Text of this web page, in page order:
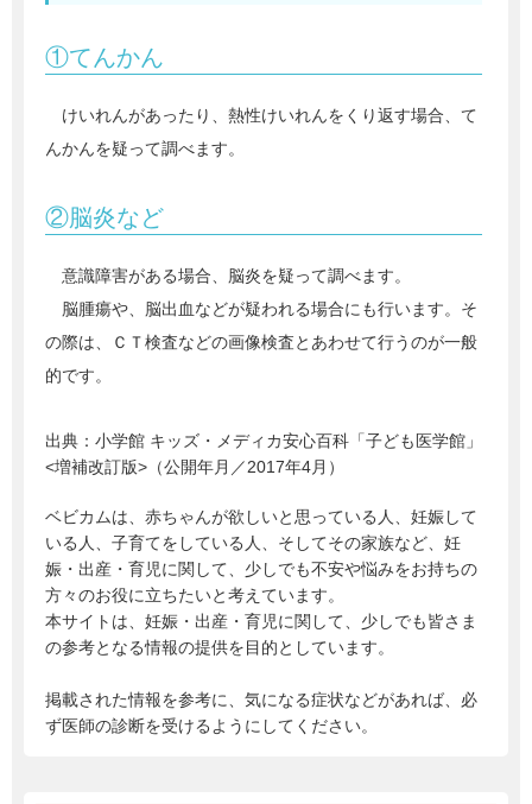
①てんかん
けいれんがあったり、熱性けいれんをくり返す場合、て
んかんを疑って調べます。
②脳炎など
意識障害がある場合、脳炎を疑って調べます。
脳腫瘍や、脳出血などが疑われる場合にも行います。そ
の際は、ＣＴ検査などの画像検査とあわせて行うのが一般
的です。
出典： 小学館 キッズ・メディカ安心百科「子ども医学館」
<増補改訂版>（公開年月／2017年4月）
ベビカムは、赤ちゃんが欲しいと思っている人、妊娠して
いる人、子育てをしている人、そしてその家族など、妊
娠・出産・育児に関して、少しでも不安や悩みをお持ちの
方々のお役に立ちたいと考えています。
本サイトは、妊娠・出産・育児に関して、少しでも皆さま
の参考となる情報の提供を目的としています。
掲載された情報を参考に、気になる症状などがあれば、必
ず医師の診断を受けるようにしてください。